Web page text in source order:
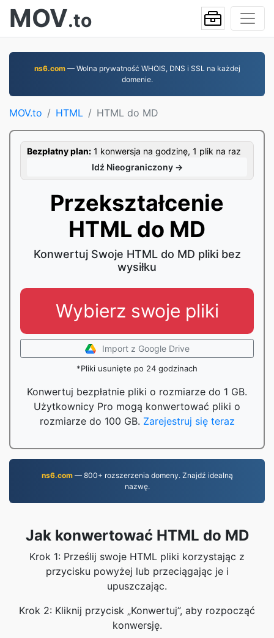
MOV.to
ns6.com— Wolna prywatność WHOIS, DNS i SSL na każdej
domenie.
MOV.to HTML HTML do MD
Bezpłatny plan: 1 konwersja na godzinę, 1 plik na raz
Idź Nieograniczony →
Przekształcenie
HTML do MD
Konwertuj Swoje HTML do MD pliki bez
wysiłku
Wybierz swoje pliki
Import z Google Drive
*Pliki usunięte po 24 godzinach
Konwertuj bezpłatnie pliki o rozmiarze do 1 GB.
Użytkownicy Pro mogą konwertować pliki o
rozmiarze do 100 GB. Zarejestruj się teraz
ns6.com— 800+ rozszerzenia domeny. Znajdź idealną
nazwę.
Jak konwertować HTML do MD
Krok 1: Prześlij swoje HTML pliki korzystając z
przycisku powyżej lub przeciągając je i
upuszczając.
Krok 2: Kliknij przycisk „Konwertuj”, aby rozpocząć
konwersję.